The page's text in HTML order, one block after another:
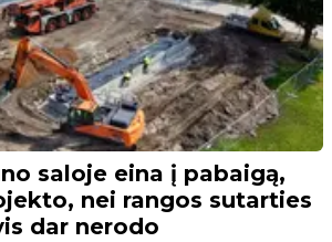
saloje eina į pabaigą,
nei rangos sutarties
dar nerodo